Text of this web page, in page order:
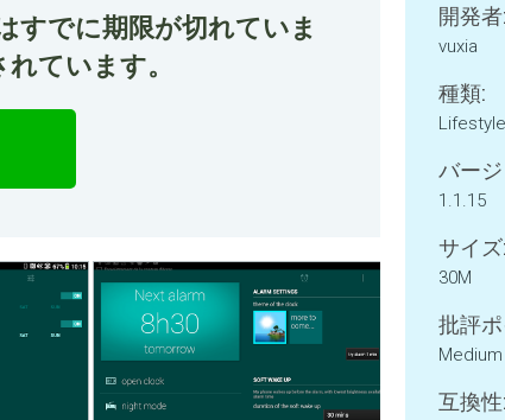
でに期限が切れていま
ています。
開発者:
vuxia
種類:
Lifestyle
バー
1.1.15
サイズ:
30M
批評
互換性: